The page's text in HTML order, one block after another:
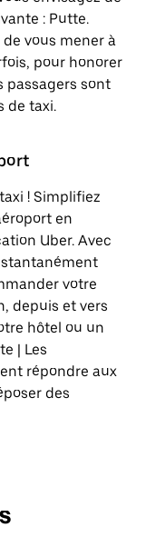
: Putte.
vous mener à
pour honorer
passagers sont
de taxi.
! Simplifiez
en
Uber. Avec
votre
depuis et vers
hôtel ou un
| Les
répondre aux
des